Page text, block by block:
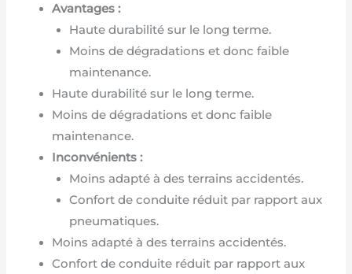
Avantages :
Haute durabilité sur le long terme.
Moins de dégradations et donc faible
maintenance.
Haute durabilité sur le long terme.
Moins de dégradations et donc faible
maintenance.
Inconvénients :
Moins adapté à des terrains accidentés.
Confort de conduite réduit par rapport aux
pneumatiques.
Moins adapté à des terrains accidentés.
Confort de conduite réduit par rapport aux